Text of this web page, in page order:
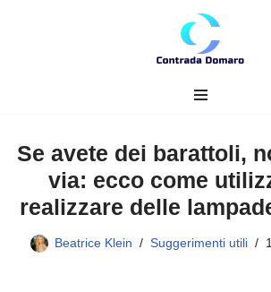
Se avete dei barattoli,
via: ecco come
realizzare delle
Beatrice Klein Suggerimenti utili